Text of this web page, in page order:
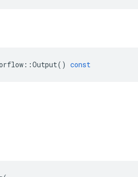
::Output() const